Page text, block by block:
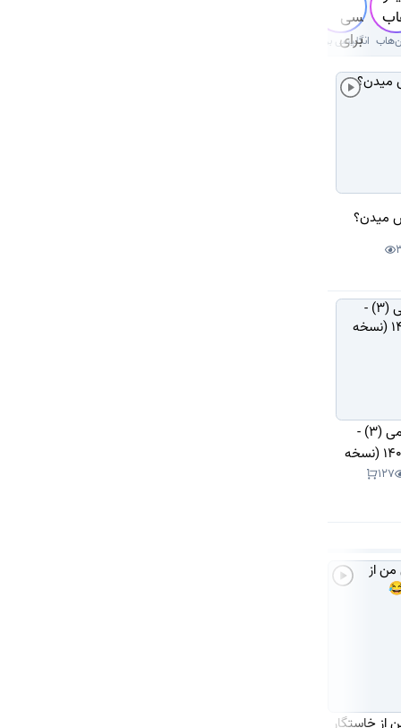
میدن؟
دانلود کتاب شیمی (3) -
دوازدهم 1403 - 1404 (نسخه
127
خاستگار